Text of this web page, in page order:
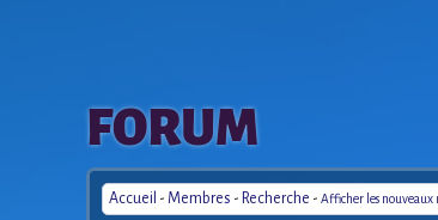
The
Origins
FORUM
Accueil - Membres - Recherche - Afficher les nouveaux